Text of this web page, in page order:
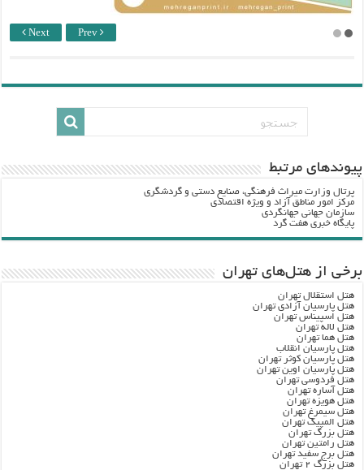
Next Prev
پيوندهاي مرتبط
پرتال وزارت ميراث فرهنگي، صنایع دستی و گردشگري
مرکز امور مناطق آزاد و ویژه اقتصادی
سازمان جهانی جهانگردی
پایگاه خبری هفت گرد
برخی از هتل‌های تهران
هتل استقلال تهران
هتل پارسیان آزادی تهران
هتل اسپیناس تهران
هتل لاله تهران
هتل هما تهران
هتل پارسیان انقلاب
هتل پارسیان کوثر تهران
هتل پارسیان اوین تهران
هتل فردوسی تهران
هتل آساره تهران
هتل هویزه تهران
هتل سیمرغ تهران
هتل المپیک تهران
هتل بزرگ تهران
هتل رامتین تهران
هتل برج سفید تهران
هتل بزرگ ۲ تهران